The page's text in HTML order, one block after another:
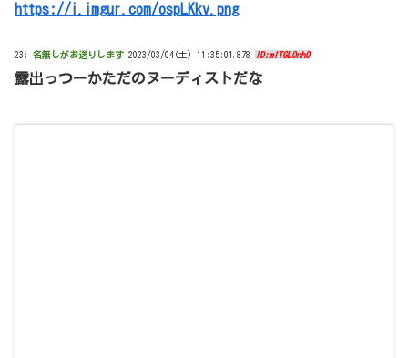
https://i.imgur.com/ospLKkv.png
23: 名無しがお送りします 2023/03/04(土) 11:35:01.878 ID:mITGLOnh0
露出っつーかただのヌーディストだな